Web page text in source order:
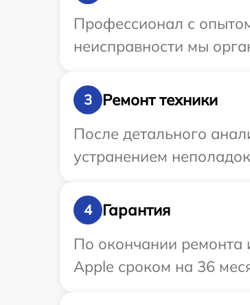
Профессионал с
неисправности мы
3
Ремонт техники
После детального
устранением
4
Гарантия
По окончании ремонта
Apple сроком на 36